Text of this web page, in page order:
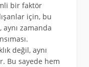
bir faktör
için, bu
zamanda
değil, aynı
Bu sayede hem